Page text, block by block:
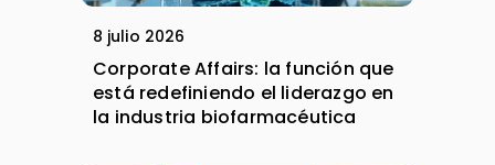
8 julio 2026
Corporate Affairs: la función que
está redefiniendo el liderazgo en
la industria biofarmacéutica